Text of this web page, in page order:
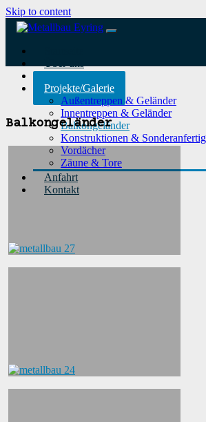
Skip to content
Projekte/Galerie
Außentreppen & Geländer
Innentreppen & Geländer
Balkongeländer
Konstruktionen &
Vordächer
Zäune & Tore
Anfahrt
Kontakt
Balkongeländer